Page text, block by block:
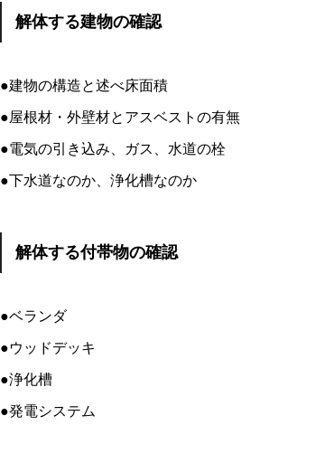
解体する建物の確認
●建物の構造と述べ床面積
●屋根材・外壁材とアスベストの有無
●電気の引き込み、ガス、水道の栓
●下水道なのか、浄化槽なのか
解体する付帯物の確認
●ベランダ
●ウッドデッキ
●浄化槽
●発電システム